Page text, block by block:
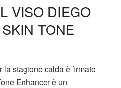
VISO DIEGO
TONE
la stagione calda è firmato
Enhancer è un